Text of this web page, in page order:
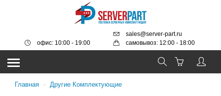
sales@server-part.ru
самовывоз: 12:00 - 18:00
офис: 10:00 - 19:00
Главная - Другие Комплектующие